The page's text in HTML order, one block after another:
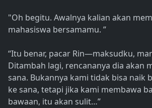
"Oh begitu. Awalnya kalian akan
mahasiswa bersamamu. ”
“Itu benar, pacar Rin—maksudku,
Ditambah lagi, rencananya dia akan
sana. Bukannya kami tidak bisa naik
ke sana, tetapi jika kami membawa
bawaan, itu akan sulit…”